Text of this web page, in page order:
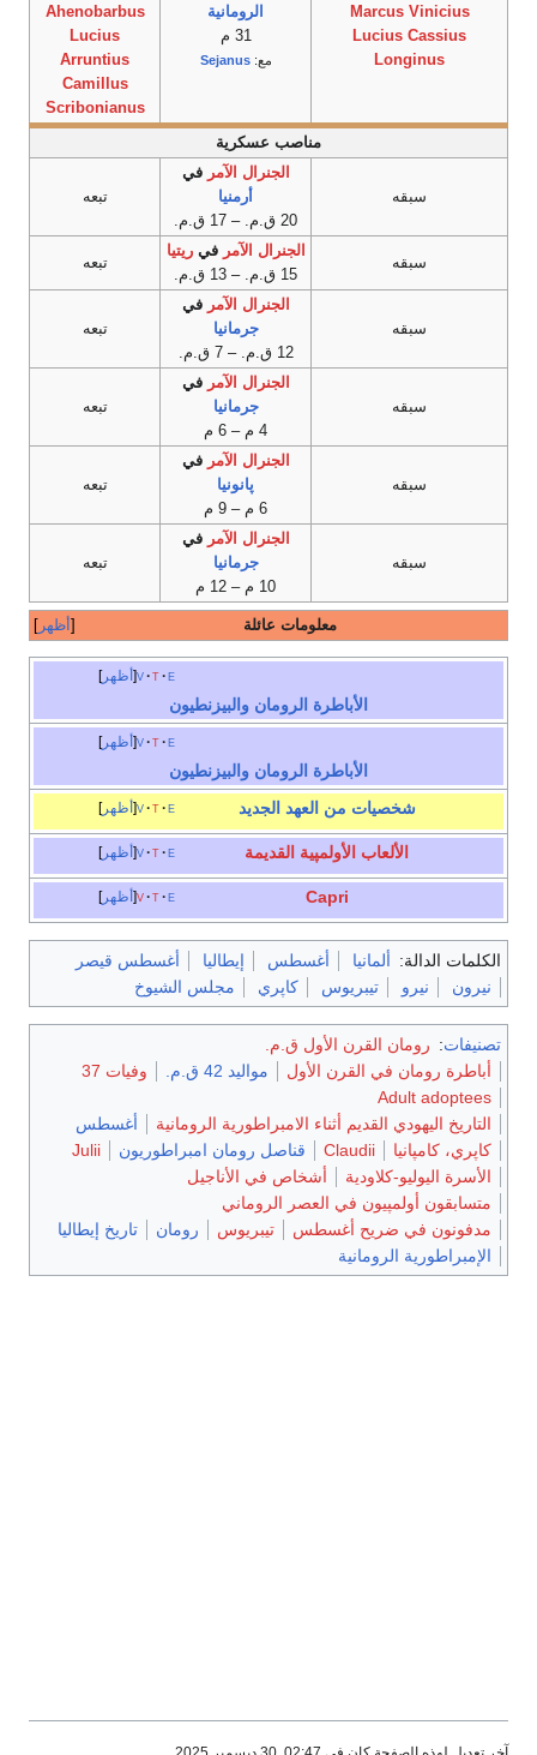
Marcus Vinicius
Lucius Cassius
Longinus
الرومانية
31 م
مع:Sejanus
Ahenobarbus
Lucius
Arruntius
Camillus
Scribonianus
مناصب عسكرية
سبقه
الجنرال الآمر في
أرمنيا
20 ق.م. – 17 ق.م.
تبعه
سبقه
الجنرال الآمر فيريتيا
15 ق.م. – 13 ق.م.
تبعه
سبقه
الجنرال الآمر في
جرمانيا
12 ق.م. – 7 ق.م.
تبعه
سبقه
الجنرال الآمر في
جرمانيا
4 م – 6 م
تبعه
سبقه
الجنرال الآمر في
پانونيا
6 م – 9 م
تبعه
سبقه
الجنرال الآمر في
جرمانيا
10 م – 12 م
تبعه
أظهر معلومات عائلة
أظهر v t e
الأباطرة الرومان والبيزنطيون
أظهر v t e
الأباطرة الرومان والبيزنطيون
أظهر v t e شخصيات من العهد الجديد
أظهر v t e الألعاب الأولمپية القديمة
أظهر v t e Capri
الكلمات الدالة: ألمانيا أغسطس إيطاليا
أغسطس قيصر
نيرون
نيرو تيبريوس كاپري مجلس الشيوخ
تصنيفات: رومان القرن الأول ق.م.
أباطرة رومان في القرن الأول
مواليد 42 ق.م.
وفيات 37
Adult adoptees
التاريخ اليهودي القديم أثناء الامبراطورية الرومانية
أغسطس
كاپري، كامپانيا
Claudii قناصل رومان امبراطوريون
Julii
الأسرة اليوليو-كلاودية
أشخاص في الأناجيل
متسابقون أولمپيون في العصر الروماني
مدفونون في ضريح أغسطس
تيبريوس رومان
تاريخ إيطاليا
الإمبراطورية الرومانية